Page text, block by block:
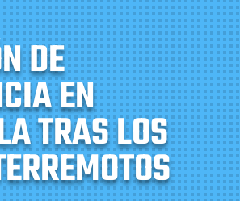
DE
EN
TRAS LOS